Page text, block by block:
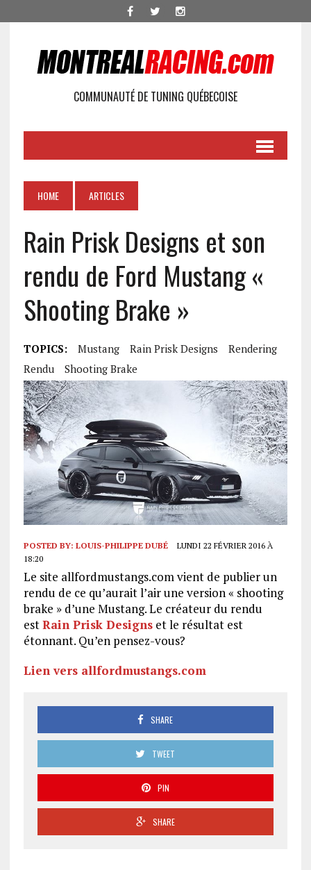
COMMUNAUTÉ DE TUNING QUÉBECOISE
HOME ARTICLES
Rain Prisk Designs et son
rendu de Ford Mustang «
Shooting Brake »
TOPICS: Mustang Rain Prisk Designs
Rendering
Rendu
Shooting Brake
POSTED BY: LOUIS-PHILIPPE DUBÉ
LUNDI 22 FÉVRIER 2016 À
18:20
Le site allfordmustangs.com vient de publier un
rendu de ce qu’aurait l’air une version « shooting
brake » d’une Mustang. Le créateur du rendu
estRain Prisk Designset le résultat est
étonnant. Qu’en pensez-vous?
Lien vers allfordmustangs.com
SHARE
TWEET
PIN
SHARE